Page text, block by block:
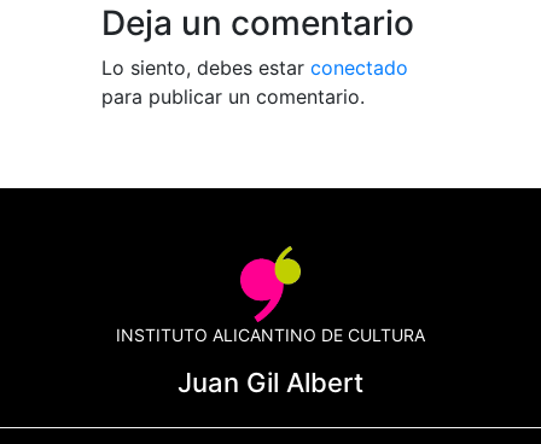
Deja un comentario
Lo siento, debes estar conectado
para publicar un comentario.
INSTITUTO ALICANTINO DE CULTURA
Juan Gil Albert